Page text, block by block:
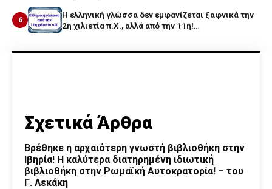
6
Η ελληνική γλώσσα δεν εμφανίζεται ξαφνικά την
2η χιλιετία π.Χ., αλλά από την 11η!…
Σχετικά Άρθρα
Βρέθηκε η αρχαιότερη γνωστή βιβλιοθήκη στην
Ιβηρία! Η καλύτερα διατηρημένη ιδιωτική
βιβλιοθήκη στην Ρωμαϊκή Αυτοκρατορία! – του
Γ. Λεκάκη